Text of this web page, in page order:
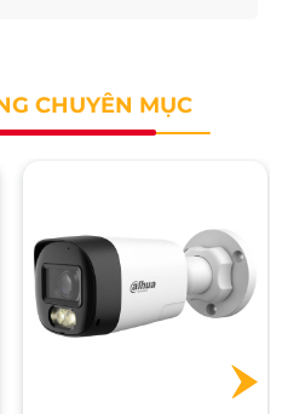
CHUYÊN MỤC